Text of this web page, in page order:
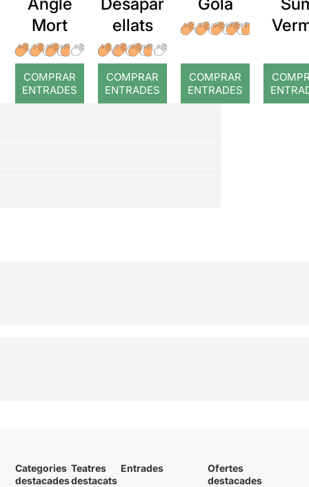
Mort
COMPRAR
ENTRADES
ellats
COMPRAR
ENTRADES
COMPRAR
ENTRADES
Categories
destacades
Teatres
destacats
Entrades
Ofertes
destacades